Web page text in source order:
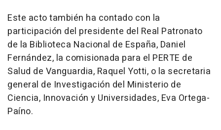
Este acto también ha contado con la
participación del presidente del Real Patronato
de la Biblioteca Nacional de España, Daniel
Fernández, la comisionada para el PERTE de
Salud de Vanguardia, Raquel Yotti, o la secretaria
general de Investigación del Ministerio de
Ciencia, Innovación y Universidades, Eva Ortega-
Paíno.